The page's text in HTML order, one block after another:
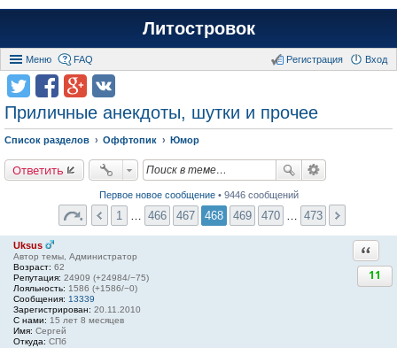
Литостровок
Меню FAQ Вход
Регистрация
Приличные анекдоты, шутки и прочее
Список разделов Оффтопик Юмор
Ответить
Первое новое сообщение• 9446 сообщений
1 466 467 468 469 470 473
Uksus
Автор темы, Администратор
Возраст: 62
Репутация: 24909 (+24984/−75)
Лояльность: 1586 (+1586/−0)
Сообщения: 13339
Зарегистрирован: 20.11.2010
С нами: 15 лет 8 месяцев
Имя: Сергей
Откуда: СПб
11